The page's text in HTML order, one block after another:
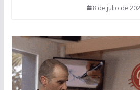
8 de julio de